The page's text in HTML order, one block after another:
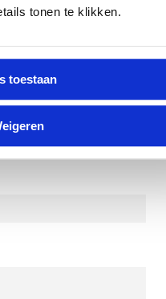
tonen te klikken.
toestaan